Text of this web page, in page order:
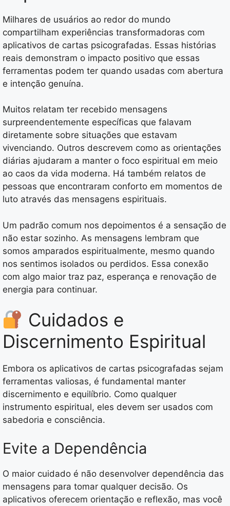
Milhares de usuários ao redor do mundo
compartilham experiências transformadoras com
aplicativos de cartas psicografadas. Essas histórias
reais demonstram o impacto positivo que essas
ferramentas podem ter quando usadas com abertura
e intenção genuína.
Muitos relatam ter recebido mensagens
surpreendentemente específicas que falavam
diretamente sobre situações que estavam
vivenciando. Outros descrevem como as orientações
diárias ajudaram a manter o foco espiritual em meio
ao caos da vida moderna. Há também relatos de
pessoas que encontraram conforto em momentos de
luto através das mensagens espirituais.
Um padrão comum nos depoimentos é a sensação de
não estar sozinho. As mensagens lembram que
somos amparados espiritualmente, mesmo quando
nos sentimos isolados ou perdidos. Essa conexão
com algo maior traz paz, esperança e renovação de
energia para continuar.
Cuidados e
Discernimento Espiritual
Embora os aplicativos de cartas psicografadas sejam
ferramentas valiosas, é fundamental manter
discernimento e equilíbrio. Como qualquer
instrumento espiritual, eles devem ser usados com
sabedoria e consciência.
Evite a Dependência
O maior cuidado é não desenvolver dependência das
mensagens para tomar qualquer decisão. Os
aplicativos oferecem orientação e reflexão, mas você